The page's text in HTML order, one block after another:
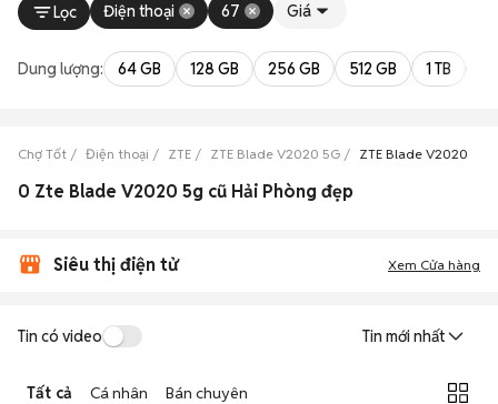
Lọc Điện thoại 67 Giá
Dung lượng: 64 GB 128 GB 256 GB 512 GB 1 TB
Chợ Tốt Điện thoại ZTE ZTE Blade V2020 5G ZTE Blade V2020 5G
0 Zte Blade V2020 5g cũ Hải Phòng đẹp
Siêu thị điện tử Xem Cửa hàng
Tin có video Tin mới nhất
Tất cả Cá nhân Bán chuyên